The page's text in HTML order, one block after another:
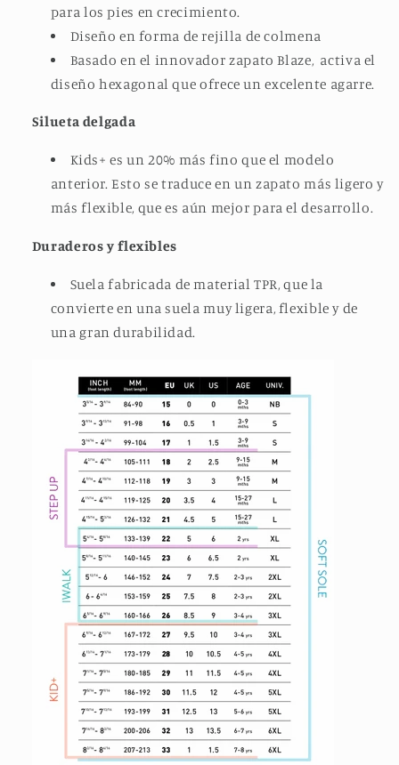
para los pies en crecimiento.
Diseño en forma de rejilla de colmena
Basado en el innovador zapato Blaze, activa el
diseño hexagonal que ofrece un excelente agarre.
Silueta delgada
Kids+ es un 20% más fino que el modelo
anterior. Esto se traduce en un zapato más ligero y
más flexible, que es aún mejor para el desarrollo.
Duraderos y flexibles
Suela fabricada de material TPR, que la
convierte en una suela muy ligera, flexible y de
una gran durabilidad.